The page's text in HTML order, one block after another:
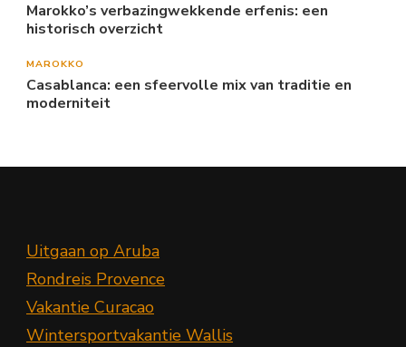
Marokko’s verbazingwekkende erfenis: een
historisch overzicht
MAROKKO
Casablanca: een sfeervolle mix van traditie en
moderniteit
Uitgaan op Aruba
Rondreis Provence
Vakantie Curacao
Wintersportvakantie Wallis